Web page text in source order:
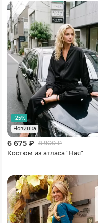
-25%
Новинка
6 675 ₽ 8 900₽
Костюм из атласа "Ная"